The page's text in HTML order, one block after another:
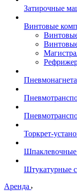
Затирочные
Винтовые
Торкрет-
Шпаклевочные
Штукатурные
Аренда